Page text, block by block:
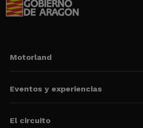
Motorland
Eventos y experiencias
El circuito